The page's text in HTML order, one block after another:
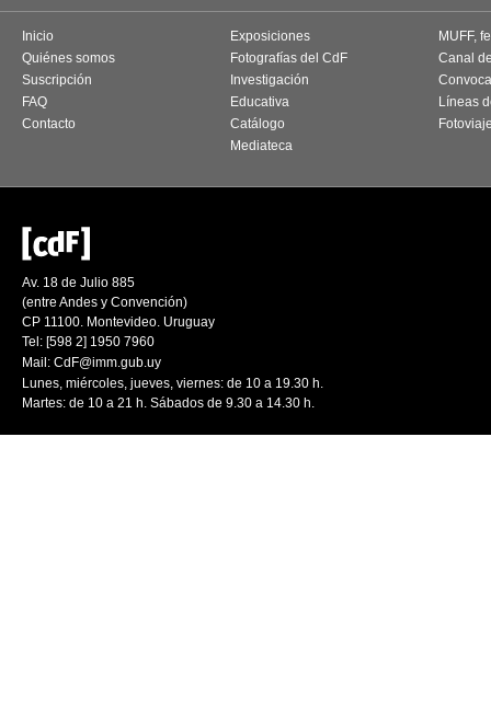
Inicio
Quiénes somos
Suscripción
FAQ
Contacto
Exposiciones
Fotografías del CdF
Investigación
Educativa
Catálogo
Mediateca
MUFF,
Canal
Líneas
Av. 18 de Julio 885
(entre Andes y Convención)
CP 11100. Montevideo. Uruguay
Tel: [598 2] 1950 7960
Mail: CdF@imm.gub.uy
Lunes, miércoles, jueves, viernes: de 10 a 19.30 h.
Martes: de 10 a 21 h. Sábados de 9.30 a 14.30 h.